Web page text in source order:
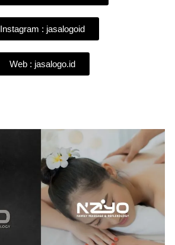
Instagram : jasalogoid
Web : jasalogo.id